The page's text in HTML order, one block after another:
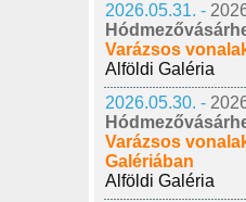
2026.05.31. -
Varázsos
Alföldi Galéria
2026.05.30. -
Varázsos
Galériában
Alföldi Galéria